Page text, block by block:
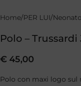
Home PER LUI
Polo –
€ 45,00
Polo con maxi logo sul